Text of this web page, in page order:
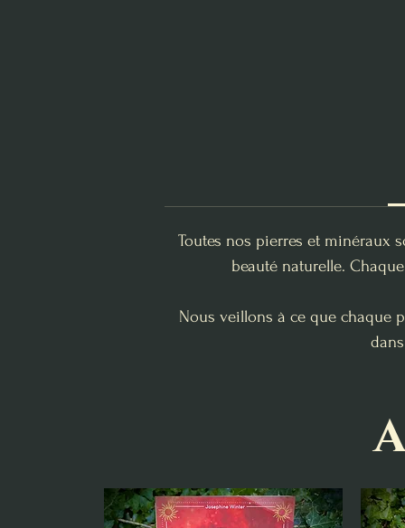
Toutes nos pierres et minéraux
beauté naturelle.
Nous veillons à ce que chaque